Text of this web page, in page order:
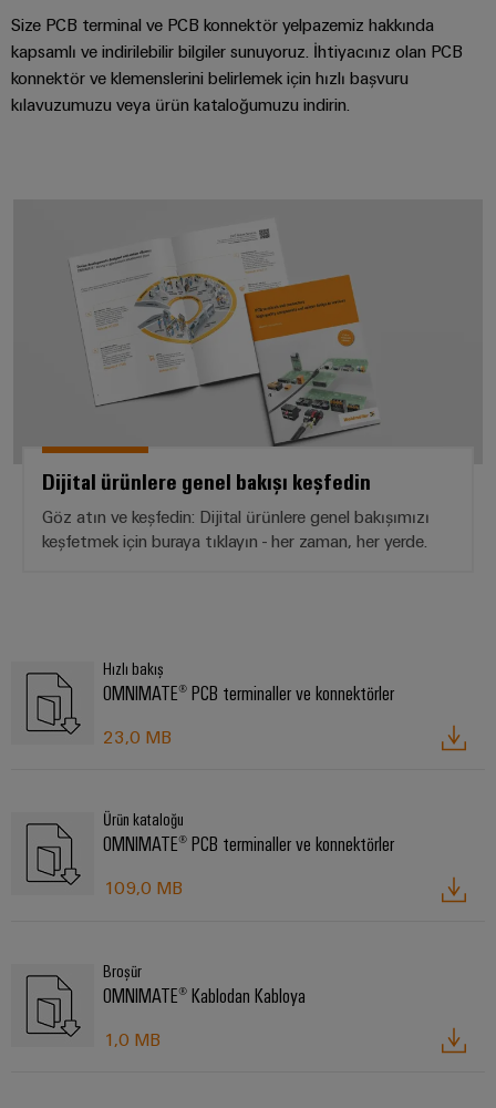
Size PCB terminal ve PCB konnektör yelpazemiz hakkında
kapsamlı ve indirilebilir bilgiler sunuyoruz. İhtiyacınız olan PCB
konnektör ve klemenslerini belirlemek için hızlı başvuru
kılavuzumuzu veya ürün kataloğumuzu indirin.
Dijital ürünlere genel bakışı keşfedin
Göz atın ve keşfedin: Dijital ürünlere genel bakışımızı
keşfetmek için buraya tıklayın - her zaman, her yerde.
Hızlı bakış
OMNIMATE® PCB terminaller ve konnektörler
23,0 MB
Ürün kataloğu
OMNIMATE® PCB terminaller ve konnektörler
109,0 MB
Broşür
OMNIMATE® Kablodan Kabloya
1,0 MB